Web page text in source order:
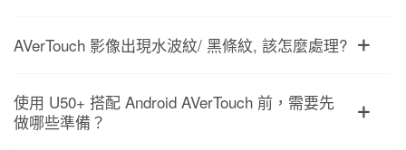
AVerTouch 影像出現水波紋/ 黑條紋, 該怎麼處理?
使用 U50+ 搭配 Android AVerTouch 前，需要先
做哪些準備？